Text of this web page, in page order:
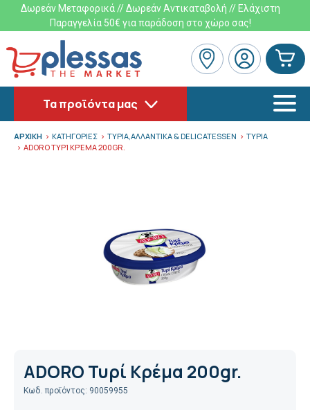
Δωρεάν Μεταφορικά // Δωρεάν Αντικαταβολή // Ελάχιστη
Παραγγελία 50€ για παράδοση στο χώρο σας!
Τα προϊόντα μας
ΑΡΧΙΚΗ ΚΑΤΗΓΟΡΙΕΣ ΤΥΡΙΑ,ΑΛΛΑΝΤΙΚΑ & DELICATESSEN
ΤΥΡΙΑ
ADORO ΤΥΡΊ ΚΡΈΜΑ 200GR.
ADORO Τυρί Κρέμα 200gr.
Κωδ. προϊόντος: 90059955